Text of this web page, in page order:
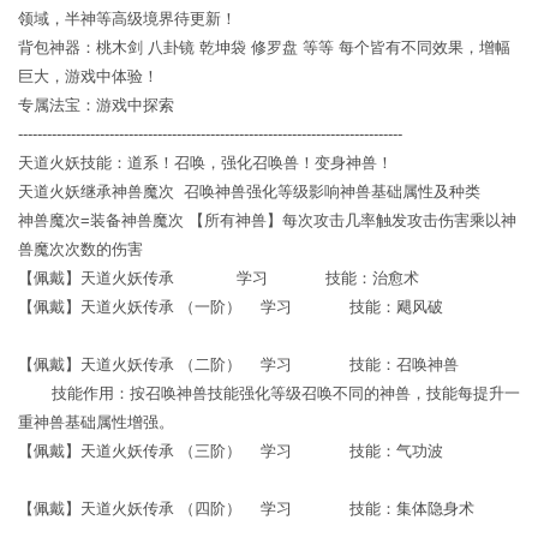
领域，半神等高级境界待更新！
背包神器：桃木剑 八卦镜 乾坤袋 修罗盘 等等 每个皆有不同效果，增幅
巨大，游戏中体验！
专属法宝：游戏中探索
--------------------------------------------------------------------------------
天道火妖技能：道系！召唤，强化召唤兽！变身神兽！
天道火妖继承神兽魔次 召唤神兽强化等级影响神兽基础属性及种类
神兽魔次=装备神兽魔次 【所有神兽】每次攻击几率触发攻击伤害乘以神
兽魔次次数的伤害
【佩戴】天道火妖传承 学习 技能：治愈术
【佩戴】天道火妖传承 （一阶） 学习 技能：飓风破
【佩戴】天道火妖传承 （二阶） 学习 技能：召唤神兽
技能作用：按召唤神兽技能强化等级召唤不同的神兽，技能每提升一
重神兽基础属性增强。
【佩戴】天道火妖传承 （三阶） 学习 技能：气功波
【佩戴】天道火妖传承 （四阶） 学习 技能：集体隐身术